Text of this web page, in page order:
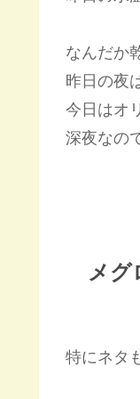
なんだか
昨日の夜
今日はオ
深夜なの
メグ
特にネタ